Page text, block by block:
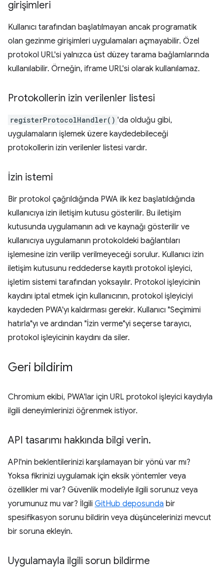
girişimleri
Kullanıcı tarafından başlatılmayan ancak programatik
olan gezinme girişimleri uygulamaları açmayabilir. Özel
protokol URL'si yalnızca üst düzey tarama bağlamlarında
kullanılabilir. Örneğin, iframe URL'si olarak kullanılamaz.
Protokollerin izin verilenler listesi
registerProtocolHandler() 'da olduğu gibi,
uygulamaların işlemek üzere kaydedebileceği
protokollerin izin verilenler listesi vardır.
İzin istemi
Bir protokol çağrıldığında PWA ilk kez başlatıldığında
kullanıcıya izin iletişim kutusu gösterilir. Bu iletişim
kutusunda uygulamanın adı ve kaynağı gösterilir ve
kullanıcıya uygulamanın protokoldeki bağlantıları
işlemesine izin verilip verilmeyeceği sorulur. Kullanıcı izin
iletişim kutusunu reddederse kayıtlı protokol işleyici,
işletim sistemi tarafından yoksayılır. Protokol işleyicinin
kaydını iptal etmek için kullanıcının, protokol işleyiciyi
kaydeden PWA'yı kaldırması gerekir. Kullanıcı "Seçimimi
hatırla"yı ve ardından "İzin verme"yi seçerse tarayıcı,
protokol işleyicinin kaydını da siler.
Geri bildirim
Chromium ekibi, PWA'lar için URL protokol işleyici kaydıyla
ilgili deneyimlerinizi öğrenmek istiyor.
API tasarımı hakkında bilgi verin.
API'nin beklentilerinizi karşılamayan bir yönü var mı?
Yoksa fikrinizi uygulamak için eksik yöntemler veya
özellikler mi var? Güvenlik modeliyle ilgili sorunuz veya
yorumunuz mu var? İlgili GitHub deposunda bir
spesifikasyon sorunu bildirin veya düşüncelerinizi mevcut
bir soruna ekleyin.
Uygulamayla ilgili sorun bildirme